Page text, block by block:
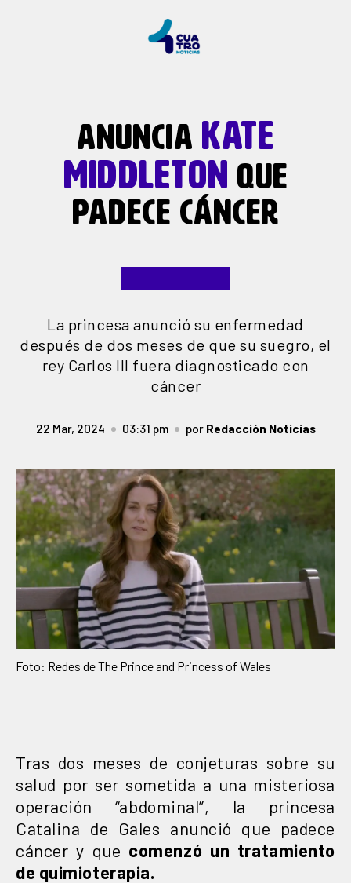
ANUNCIA KATE
MIDDLETON QUE
PADECE CÁNCER
La princesa anunció su enfermedad
después de dos meses de que su suegro, el
rey Carlos III fuera diagnosticado con
cáncer
22 Mar, 2024 03:31 pm por Redacción Noticias
Foto: Redes de The Prince and Princess of Wales
Tras dos meses de conjeturas sobre su
salud por ser sometida a una misteriosa
operación “abdominal”, la princesa
Catalina de Gales anunció que padece
cáncer y que comenzó un tratamiento
de quimioterapia.